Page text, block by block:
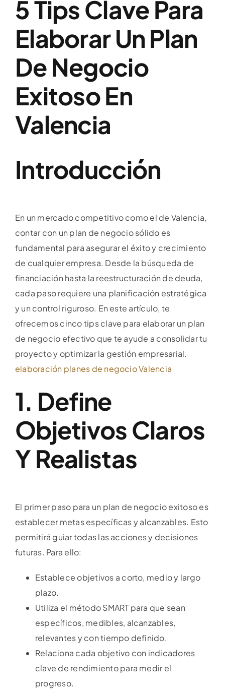
5 Tips Clave Para
Elaborar Un Plan
De Negocio
Exitoso En
Valencia
Introducción
En un mercado competitivo como el de Valencia,
contar con un plan de negocio sólido es
fundamental para asegurar el éxito y crecimiento
de cualquier empresa. Desde la búsqueda de
financiación hasta la reestructuración de deuda,
cada paso requiere una planificación estratégica
y un control riguroso. En este artículo, te
ofrecemos cinco tips clave para elaborar un plan
de negocio efectivo que te ayude a consolidar tu
proyecto y optimizar la gestión empresarial.
elaboración planes de negocio Valencia
1. Define
Objetivos Claros
Y Realistas
El primer paso para un plan de negocio exitoso es
establecer metas específicas y alcanzables. Esto
permitirá guiar todas las acciones y decisiones
futuras. Para ello:
Establece objetivos a corto, medio y largo
plazo.
Utiliza el método SMART para que sean
específicos, medibles, alcanzables,
relevantes y con tiempo definido.
Relaciona cada objetivo con indicadores
clave de rendimiento para medir el
progreso.